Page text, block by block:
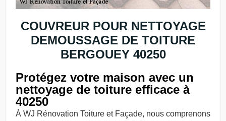
COUVREUR POUR NETTOYAGE
DEMOUSSAGE DE TOITURE
BERGOUEY 40250
Protégez votre maison avec un
nettoyage de toiture efficace à
40250
À WJ Rénovation Toiture et Façade, nous comprenons